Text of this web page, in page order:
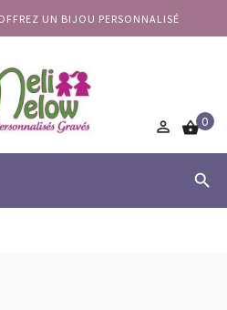
UN BIJOU PERSONNALISÉ
 0
